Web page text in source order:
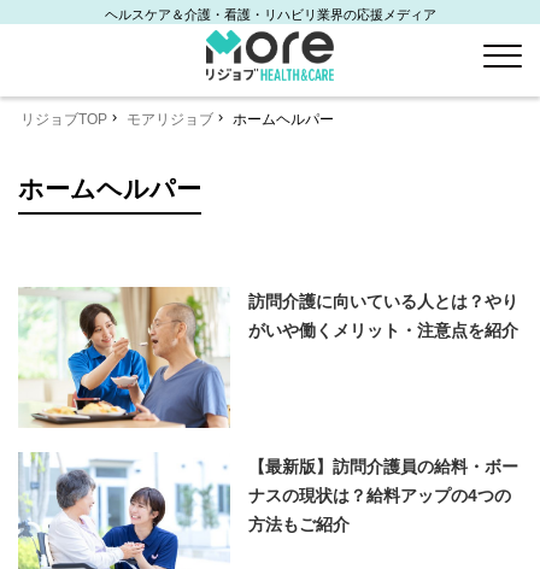
ヘルスケア＆介護・看護・リハビリ業界の応援メディア
リジョブTOP モアリジョブ ホームヘルパー
ホームヘルパー
訪問介護に向いている人とは？やり
がいや働くメリット・注意点を紹介
【最新版】訪問介護員の給料・ボー
ナスの現状は？給料アップの4つの
方法もご紹介